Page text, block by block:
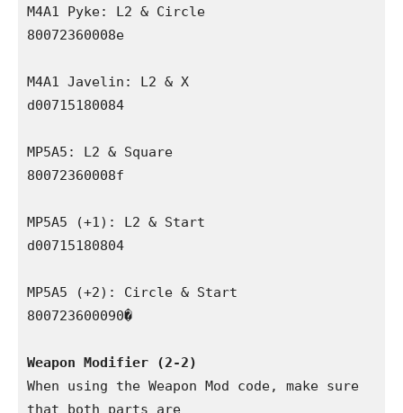
M4A1 Pyke: L2 & Circle
80072360008e
M4A1 Javelin: L2 & X
d00715180084
MP5A5: L2 & Square
80072360008f
MP5A5 (+1): L2 & Start
d00715180804
MP5A5 (+2): Circle & Start
800723600090�
Weapon Modifier (2-2)
When using the Weapon Mod code, make sure
that both parts are